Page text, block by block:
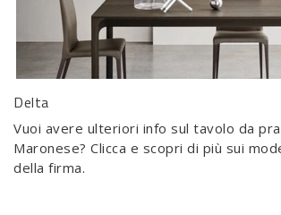
Delta
Vuoi avere ulteriori info sul tavolo da
Maronese? Clicca e scopri di più sui
della firma.